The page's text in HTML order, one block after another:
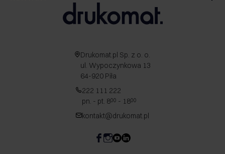
Drukomat.pl Sp. z o. o.
ul. Wypoczynkowa 13
64-920 Piła
222 111 222
pn. - pt. 800 - 1800
kontakt@drukomat.pl